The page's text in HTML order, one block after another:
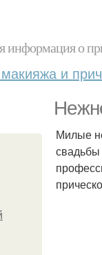
информация о
и
Милые
свадьбы